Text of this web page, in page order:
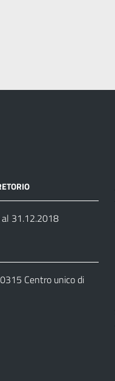
31.12.2018
Centro unico di